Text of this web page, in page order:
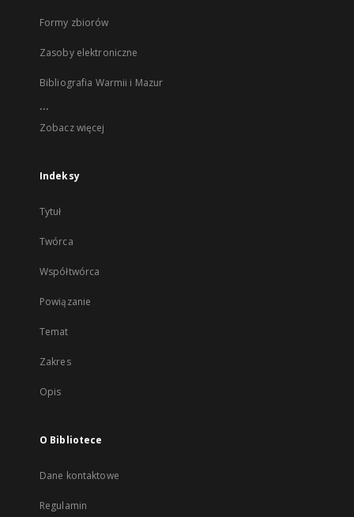
Formy zbiorów
Zasoby elektroniczne
Bibliografia Warmii i Mazur
...
Zobacz więcej
Indeksy
Tytuł
Twórca
Współtwórca
Powiązanie
Temat
Zakres
Opis
O Bibliotece
Dane kontaktowe
Regulamin